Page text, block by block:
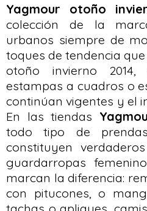
Yagmour otoño
colección de la
urbanos siempre de
toques de tendencia
otoño invierno
estampas a cuadros o
continúan vigentes y el
En las tiendas
todo tipo de
constituyen
guardarropas
marcan la diferencia:
con pitucones, o